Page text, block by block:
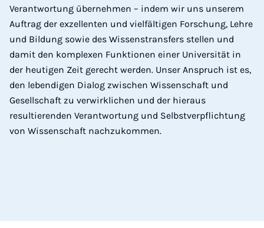
Verantwortung übernehmen – indem wir uns unserem
Auftrag der exzellenten und vielfältigen Forschung, Lehre
und Bildung sowie des Wissenstransfers stellen und
damit den komplexen Funktionen einer Universität in
der heutigen Zeit gerecht werden. Unser Anspruch ist es,
den lebendigen Dialog zwischen Wissenschaft und
Gesellschaft zu verwirklichen und der hieraus
resultierenden Verantwortung und Selbstverpflichtung
von Wissenschaft nachzukommen.